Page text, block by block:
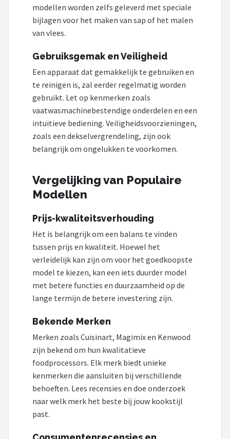
modellen worden zelfs geleverd met speciale
bijlagen voor het maken van sap of het malen
van vlees.
Gebruiksgemak en Veiligheid
Een apparaat dat gemakkelijk te gebruiken en
te reinigen is, zal eerder regelmatig worden
gebruikt. Let op kenmerken zoals
vaatwasmachinebestendige onderdelen en een
intuïtieve bediening. Veiligheidsvoorzieningen,
zoals een dekselvergrendeling, zijn ook
belangrijk om ongelukken te voorkomen.
Vergelijking van Populaire
Modellen
Prijs-kwaliteitsverhouding
Het is belangrijk om een balans te vinden
tussen prijs en kwaliteit. Hoewel het
verleidelijk kan zijn om voor het goedkoopste
model te kiezen, kan een iets duurder model
met betere functies en duurzaamheid op de
lange termijn de betere investering zijn.
Bekende Merken
Merken zoals Cuisinart, Magimix en Kenwood
zijn bekend om hun kwalitatieve
foodprocessors. Elk merk biedt unieke
kenmerken die aansluiten bij verschillende
behoeften. Lees recensies en doe onderzoek
naar welk merk het beste bij jouw kookstijl
past.